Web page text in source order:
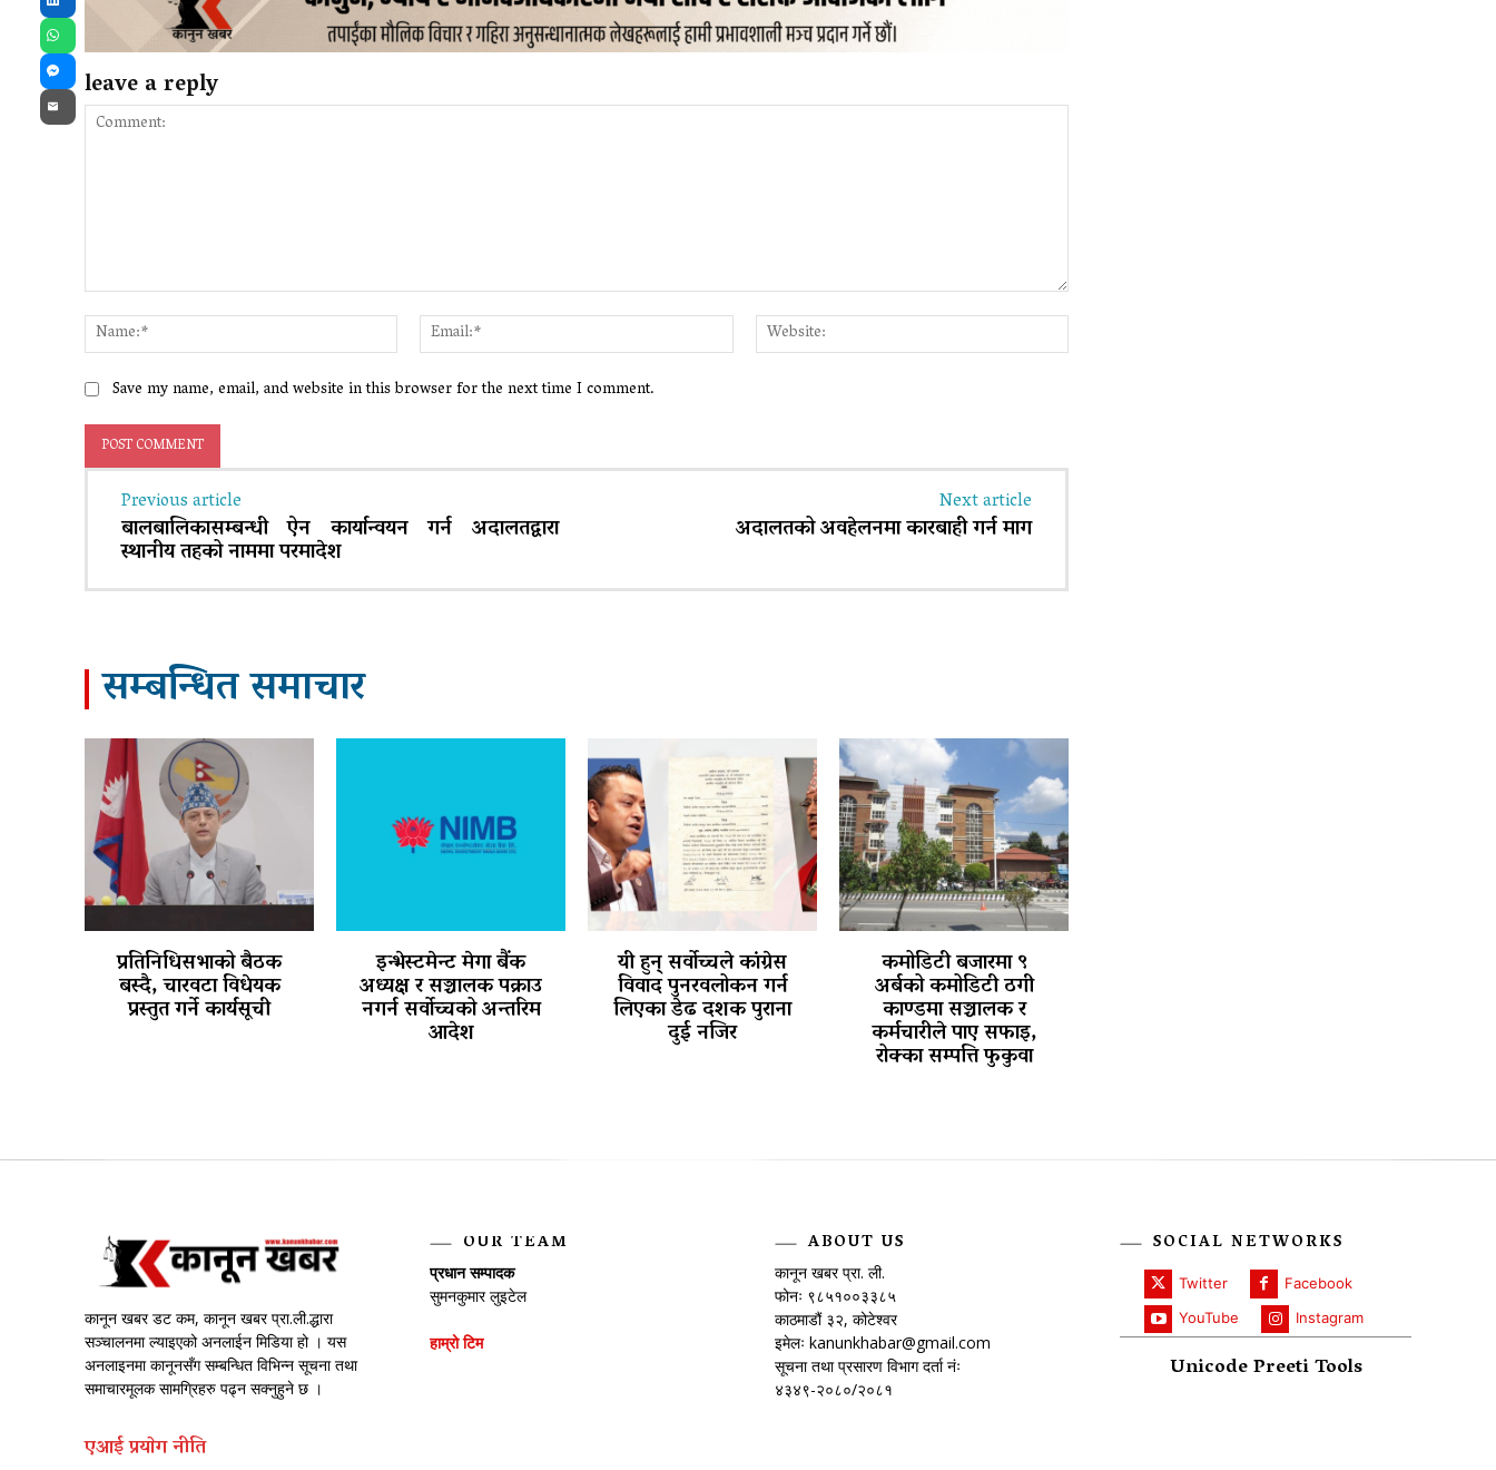
leave a reply
Name:*
Email:*
Save my name, email, and website in this browser for the next time I comment.
Previous article
बालबालिकासम्बन्धी ऐन कार्यान्वयन गर्न अदालतद्वारा
स्थानीय तहको नाममा परमादेश
Next article
अदालतको अवहेलनमा कारबाही गर्न माग
सम्बन्धित समाचार
प्रतिनिधिसभाको बैठक
बस्दै, चारवटा विधेयक
प्रस्तुत गर्ने कार्यसूची
इन्भेस्टमेन्ट मेगा बैंक
अध्यक्ष र सञ्चालक पक्राउ
नगर्न सर्वोच्चको अन्तरिम
आदेश
यी हुन् सर्वोच्चले कांग्रेस
विवाद पुनरवलोकन गर्न
लिएका डेढ दशक पुराना
दुई नजिर
कमोडिटी बजारमा ९
अर्बको कमोडिटी ठगी
काण्डमा सञ्चालक र
कर्मचारीले पाए सफाइ,
रोक्का सम्पत्ति फुकुवा
कानून खबर डट कम, कानून खबर प्रा.ली.द्धारा
सञ्चालनमा ल्याइएको अनलाईन मिडिया हो । यस
अनलाइनमा कानूनसँग सम्बन्धित विभिन्न सूचना तथा
समाचारमूलक सामग्रिहरु पढ्न सक्नुहुने छ ।
एआई प्रयाेग नीति
OUR TEAM
प्रधान सम्पादक
सुमनकुमार लुइटेल
हाम्रो टिम
ABOUT US
कानून खबर प्रा. ली.
फोनः ९८५१००३३८५
काठमाडौं ३२, कोटेश्वर
इमेलः kanunkhabar@gmail.com
सूचना तथा प्रसारण विभाग दर्ता नंः
४३४९-२०८०/२०८१
SOCIAL NETWORKS
Twitter
Facebook
YouTube
Instagram
Unicode Preeti Tools
LinkedIn
WhatsApp
Messenger
Email